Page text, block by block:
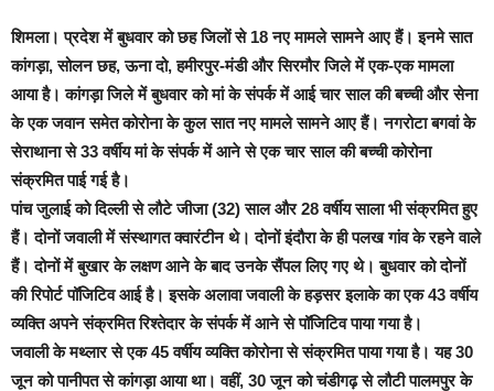
शिमला।प्रदेश में बुधवार को छह जिलों से 18 नए मामले सामने आए हैं। इनमे सात
कांगड़ा, सोलन छह, ऊना दो, हमीरपुर-मंडी और सिरमौर जिले में एक-एक मामला
आया है। कांगड़ा जिले में बुधवार को मां के संपर्क में आई चार साल की बच्ची और सेना
के एक जवान समेत कोरोना के कुल सात नए मामले सामने आए हैं। नगरोटा बगवां के
सेराथाना से 33 वर्षीय मां के संपर्क में आने से एक चार साल की बच्ची कोरोना
संक्रमित पाई गई है।
पांच जुलाई को दिल्ली से लौटे जीजा (32) साल और 28 वर्षीय साला भी संक्रमित हुए
हैं। दोनों जवाली में संस्थागत क्वारंटीन थे। दोनों इंदौरा के ही पलख गांव के रहने वाले
हैं। दोनों में बुखार के लक्षण आने के बाद उनके सैंपल लिए गए थे। बुधवार को दोनों
की रिपोर्ट पॉजिटिव आई है। इसके अलावा जवाली के हड़सर इलाके का एक 43 वर्षीय
व्यक्ति अपने संक्रमित रिश्तेदार के संपर्क में आने से पॉजिटिव पाया गया है।
जवाली के मथ्लार से एक 45 वर्षीय व्यक्ति कोरोना से संक्रमित पाया गया है। यह 30
जून को पानीपत से कांगड़ा आया था। वहीं, 30 जून को चंडीगढ़ से लौटी पालमपुर के